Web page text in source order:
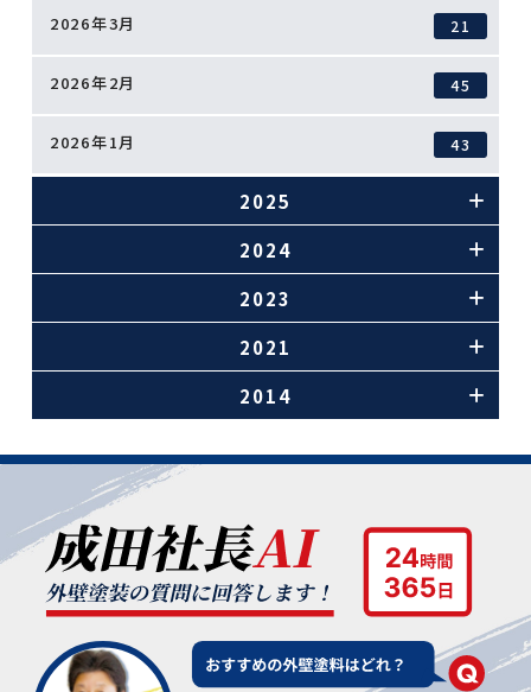
2026年3月 21
2026年2月 45
2026年1月 43
2025
2024
2023
2021
2014